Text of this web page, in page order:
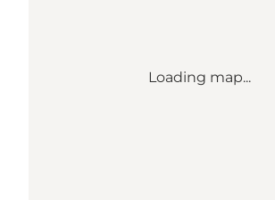
Loading map...